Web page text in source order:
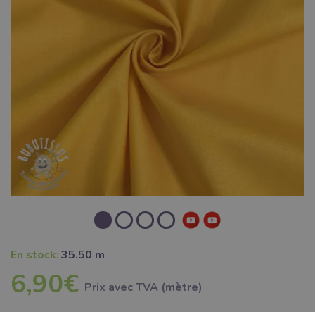
En stock:35.50 m
6,90€ Prix ​​avec TVA (mètre)